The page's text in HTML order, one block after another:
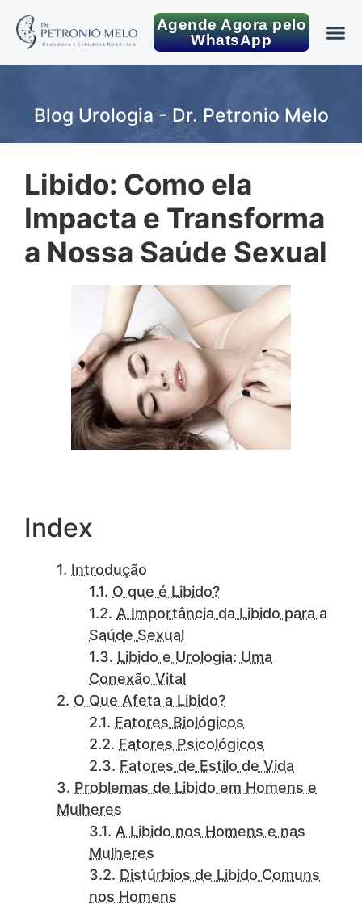
Agende Agora pelo
WhatsApp
Blog Urologia - Dr. Petronio Melo
Libido: Como ela
Impacta e Transforma
a Nossa Saúde Sexual
Index
Introdução
O que é Libido?
A Importância da Libido para a
Saúde Sexual
Libido e Urologia: Uma
Conexão Vital
O Que Afeta a Libido?
Fatores Biológicos
Fatores Psicológicos
Fatores de Estilo de Vida
Problemas de Libido em Homens e
Mulheres
A Libido nos Homens e nas
Mulheres
Distúrbios de Libido Comuns
nos Homens